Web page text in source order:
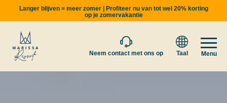
Langer blijven = meer zomer | Profiteer nu van tot wel 20% korting
op je zomervakantie
Neem contact met ons op Taal Menu